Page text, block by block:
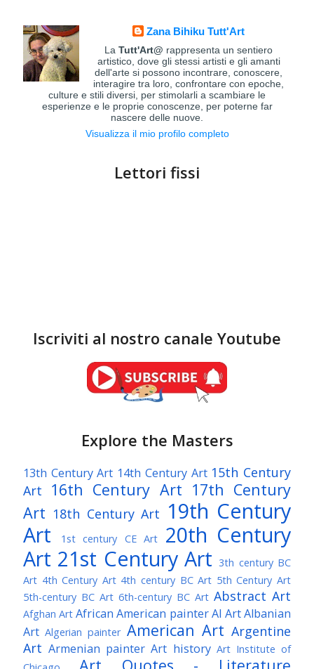
Zana Bihiku Tutt'Art
LaTutt'Art@ rappresenta un sentiero
artistico, dove gli stessi artisti e gli amanti
dell'arte si possono incontrare, conoscere,
interagire tra loro, confrontare con epoche,
culture e stili diversi, per stimolarli a scambiare le
esperienze e le proprie conoscenze, per poterne far
nascere delle nuove.
Visualizza il mio profilo completo
Lettori fissi
Iscriviti al nostro canale Youtube
Explore the Masters
13th Century Art 14th Century Art 15th Century
Art
16th Century Art 17th Century
Art 18th Century Art 19th Century
Art
1st century CE Art
20th Century
Art 21st Century Art 3th century BC
Art 4th Century Art 4th century BC Art 5th Century Art
5th-century BC Art 6th-century BC Art Abstract Art
Afghan Art African American painterAI ArtAlbanian
Art Algerian painter American Art Argentine
Art Armenian painter Art history Art Institute of
Art Quotes - Literature